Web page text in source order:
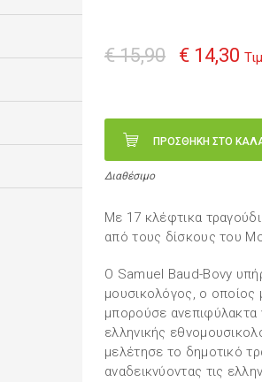
€ 15,90 € 14,30
ΠΡΟΣΘΗΚΗ ΣΤΟ
Διαθέσιμο
Mε 17 κλέφτικα
από τους δίσκους του
Ο Samuel Baud-Bovy
μουσικολόγος, ο
μπορούσε
ελληνικής
μελέτησε το δημοτικό
αναδεικνύοντας τις